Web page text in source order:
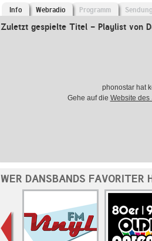
Info Webradio Programm
Zuletzt gespielte Titel - Playlist von
phonostar hat
Gehe auf die Website des
WER DANSBANDS FAVORITER